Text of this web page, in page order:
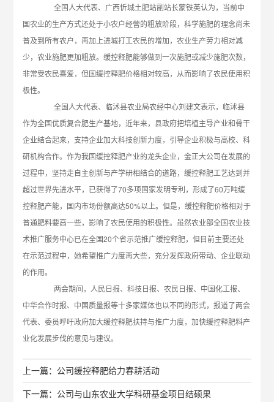
全国人大代表、广西忻城土肥站副站长蒙铁英认为，当前中
国农业的生产方式还处于小农户经营的粗放阶段，科学施肥的理念尚未
普及到所有农户，再加上进城打工农民的增加，农业生产劳力相对减
少，农业施肥更加粗放。缓控释肥能够做到一次施肥或减少施肥次数，
非常受农民喜爱，但国缓控释肥价格相对较高，从而影响了农民使用积
极性。
全国人大代表、临沭县农业局农经中心刘建文表示，临沭县
作为全国优质复合肥生产基地，近年来，县政府把培植主导产业和骨干
企业结合起来，支持企业加大科技创新力度，引导企业积极与高校、科
研机构合作。作为我国缓控释肥产业的龙头企业，金正大公司在发展的
过程中，坚持走自主创新与产学研相结合的道路，缓控释肥工艺达到并
超过世界先进水平，已获得了70多项国家发明专利，形成了60万吨缓
控释肥产能，国内市场份额高达50%以上。但是，缓控释肥价格相对于
普通肥料要高一些，影响了农民使用的积极性。虽然农业部全国农业技
术推广服务中心已在全国20个省示范推广缓控释肥，但目前主要还处
在示范过程中，她希望推广力度再大些，充分发挥政府带动、企业联动
的作用。
两会期间，人民日报、科技日报、农民日报、中国化工报、
中华合作时报、中国质量报等十多家媒体也以不同的形式，报道了两会
代表、委员呼吁政府加大缓控释肥扶持与推广力度，加快缓控释肥料产
业化发展步伐的意见与建议。
上一篇：公司缓控释肥给力春耕活动
下一篇：公司与山东农业大学科研基金项目结硕果